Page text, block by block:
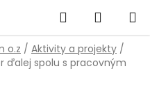
Hľadať
KOŠÍK
o.z / Aktivity a projekty /
ďalej spolu s pracovným